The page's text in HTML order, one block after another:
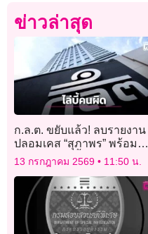
ข่าวล่าสุด
ก.ล.ต. ขยับแล้ว! ลบรายงาน
ปลอมเคส “สุภาพร” พร้อมจับ
มือตำรวจไล่บี้คนลงข้อมูล
13 กรกฎาคม 2569 11:50 น.